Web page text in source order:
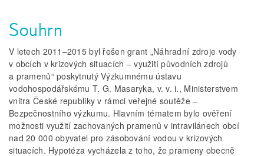
Souhrn
V letech 2011–2015 byl řešen grant „Náhradní zdroje vody
v obcích v krizových situacích – využití původních zdrojů
a pramenů“ poskytnutý Výzkumnému ústavu
vodohospodářskému T. G. Masaryka, v. v. i., Ministerstvem
vnitra České republiky v rámci veřejné soutěže –
Bezpečnostního výzkumu. Hlavním tématem bylo ověření
možnosti využití zachovaných pramenů v intravilánech obcí
nad 20 000 obyvatel pro zásobování vodou v krizových
situacích. Hypotéza vycházela z toho, že prameny obecně